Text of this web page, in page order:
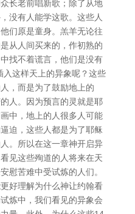
长老前唱新歌；除了从地
没有人能学这歌。这些人
们原是童身。羔羊无论往
从人间买来的，作初熟的
找不着谎言，他们是没有
入这样天上的异象呢？这些
，而是为了鼓励地上的
人。因为预言的灵就是耶
中，地上的人很多人可能
迫，这些人都是为了耶稣
。所以在这一章神开启异
见这些殉道的人将来在天
慰苦难中受试炼的人们。
好理解为什么神让约翰看
炼中，我们看见的异象会